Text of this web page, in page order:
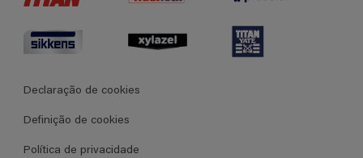
Termos e Condições Gerais de Venda
Declaração de cookies
Definição de cookies
Política de privacidade